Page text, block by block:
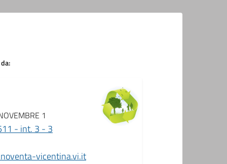
1
- int. 3 - 3
vicentina.vi.it